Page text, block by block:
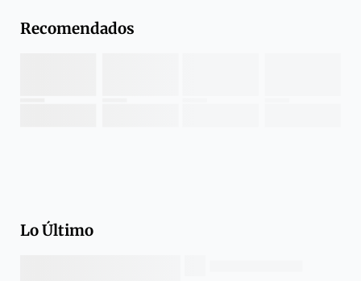
Recomendados
Lo Último